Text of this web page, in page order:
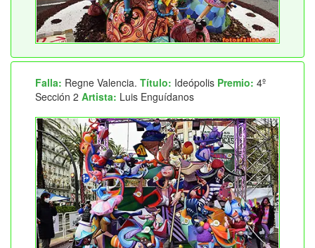
Falla: Regne Valencia. Título: Ideópolis Premio: 4º
Sección 2 Artista: Luis Enguídanos